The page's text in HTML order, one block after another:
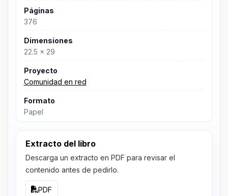
Páginas
376
Dimensiones
22.5 x 29
Proyecto
Comunidad en red
Formato
Papel
Extracto del libro
Descarga un extracto en PDF para revisar el
contenido antes de pedirlo.
PDF